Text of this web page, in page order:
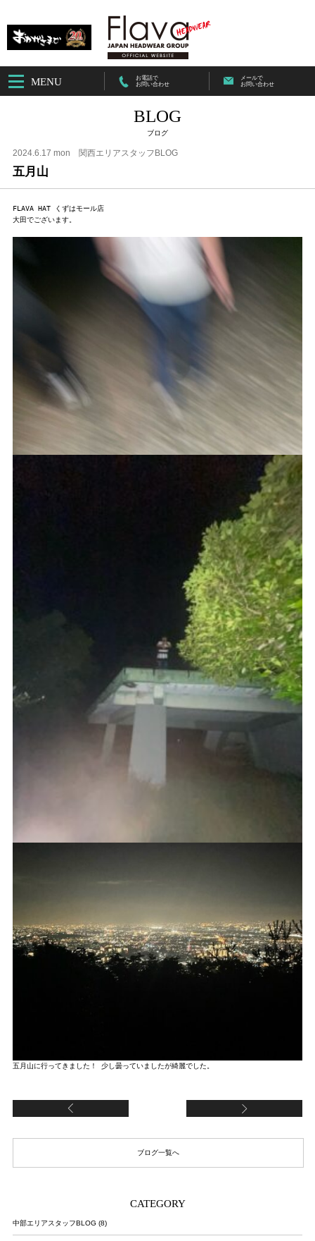
MENU
お電話で
お問い合わせ
メールで
お問い合わせ
BLOG
ブログ
2024.6.17 mon 関西エリアスタッフBLOG
五月山
FLAVA HAT くずはモール店
大田でございます。
五月山に行ってきました！ 少し曇っていましたが綺麗でした。
ブログ一覧へ
CATEGORY
中部エリアスタッフBLOG (8)